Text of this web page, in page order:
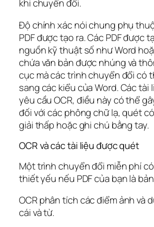
khi chuyển đổi.
Độ chính xác nói chung phụ
PDF được tạo ra. Các PDF được
nguồn kỹ thuật số như Word
chứa văn bản được nhúng và
cục mà các trình chuyển đổi có
sang các kiểu của Word. Các tài
yêu cầu OCR, điều này có thể
đối với các phông chữ lạ, quét
giải thấp hoặc ghi chú bằng tay.
OCR và các tài liệu được quét
Một trình chuyển đổi miễn phí
thiết yếu nếu PDF của bạn là
OCR phân tích các điểm ảnh và
cái và từ.